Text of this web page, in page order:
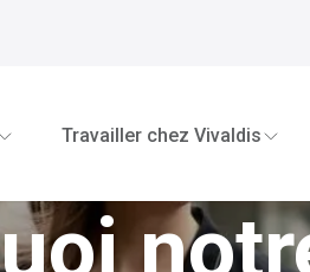
Travailler chez Vivaldis